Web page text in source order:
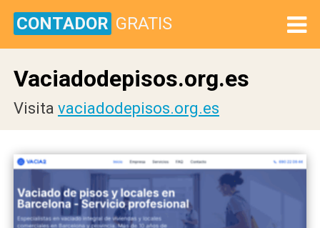
CONTADOR GRATIS
Vaciadodepisos.org.es
Visita vaciadodepisos.org.es